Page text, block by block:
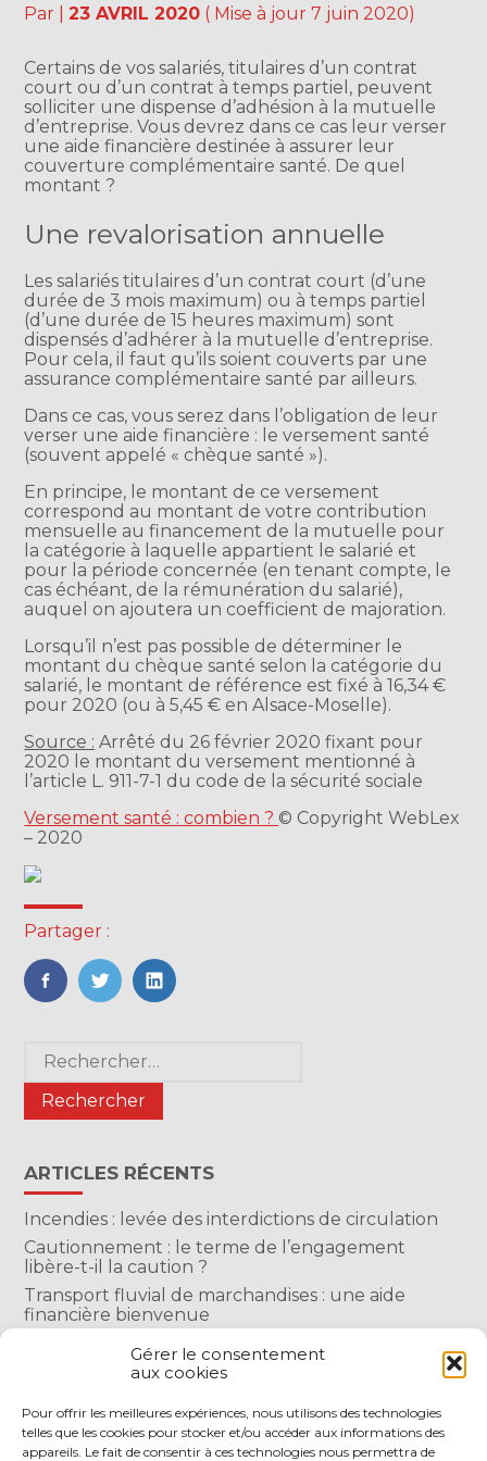
Gérer le consentement
aux cookies
Pour offrir les meilleures expériences, nous utilisons des technologies
telles que les cookies pour stocker et/ou accéder aux informations des
appareils. Le fait de consentir à ces technologies nous permettra de
Par |23 AVRIL 2020 ( Mise à jour 7 juin 2020)
Certains de vos salariés, titulaires d’un contrat
court ou d’un contrat à temps partiel, peuvent
solliciter une dispense d’adhésion à la mutuelle
d’entreprise. Vous devrez dans ce cas leur verser
une aide financière destinée à assurer leur
couverture complémentaire santé. De quel
montant ?
Une revalorisation annuelle
Les salariés titulaires d’un contrat court (d’une
durée de 3 mois maximum) ou à temps partiel
(d’une durée de 15 heures maximum) sont
dispensés d’adhérer à la mutuelle d’entreprise.
Pour cela, il faut qu’ils soient couverts par une
assurance complémentaire santé par ailleurs.
Dans ce cas, vous serez dans l’obligation de leur
verser une aide financière : le versement santé
(souvent appelé « chèque santé »).
En principe, le montant de ce versement
correspond au montant de votre contribution
mensuelle au financement de la mutuelle pour
la catégorie à laquelle appartient le salarié et
pour la période concernée (en tenant compte, le
cas échéant, de la rémunération du salarié),
auquel on ajoutera un coefficient de majoration.
Lorsqu’il n’est pas possible de déterminer le
montant du chèque santé selon la catégorie du
salarié, le montant de référence est fixé à 16,34 €
pour 2020 (ou à 5,45 € en Alsace-Moselle).
Source : Arrêté du 26 février 2020 fixant pour
2020 le montant du versement mentionné à
l’article L. 911-7-1 du code de la sécurité sociale
Versement santé : combien ? © Copyright WebLex
– 2020
Partager :
FaceBook
TwitterLinkedIn
Blog
sidebar
Rechercher :
ARTICLES RÉCENTS
Incendies : levée des interdictions de circulation
Cautionnement : le terme de l’engagement
libère-t-il la caution ?
Transport fluvial de marchandises : une aide
financière bienvenue
comptent-elles ?
COMMENTAIRES RÉCENTS